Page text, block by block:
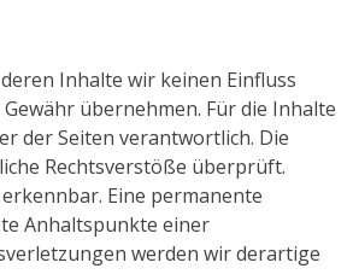
Inhalte wir keinen Einfluss
übernehmen. Für die Inhalte
der Seiten verantwortlich. Die
Rechtsverstöße überprüft.
Eine permanente
Anhaltspunkte einer
werden wir derartige